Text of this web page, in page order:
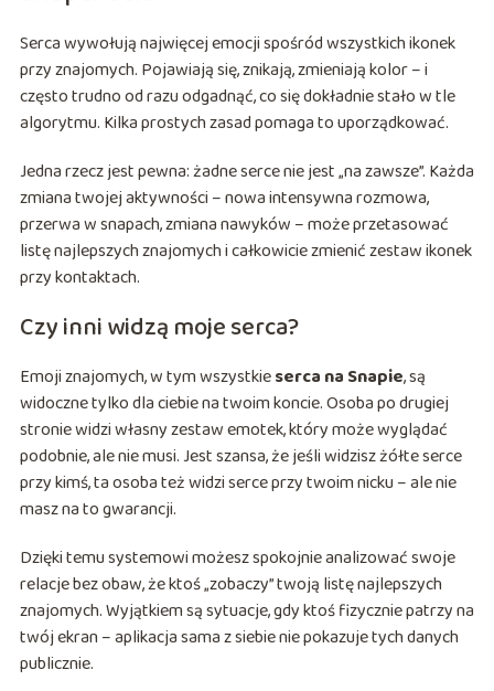
Serca wywołują najwięcej emocji spośród wszystkich ikonek
przy znajomych. Pojawiają się, znikają, zmieniają kolor – i
często trudno od razu odgadnąć, co się dokładnie stało w tle
algorytmu. Kilka prostych zasad pomaga to uporządkować.
Jedna rzecz jest pewna: żadne serce nie jest „na zawsze”. Każda
zmiana twojej aktywności – nowa intensywna rozmowa,
przerwa w snapach, zmiana nawyków – może przetasować
listę najlepszych znajomych i całkowicie zmienić zestaw ikonek
przy kontaktach.
Czy inni widzą moje serca?
Emoji znajomych, w tym wszystkieserca na Snapie, są
widoczne tylko dla ciebie na twoim koncie. Osoba po drugiej
stronie widzi własny zestaw emotek, który może wyglądać
podobnie, ale nie musi. Jest szansa, że jeśli widzisz żółte serce
przy kimś, ta osoba też widzi serce przy twoim nicku – ale nie
masz na to gwarancji.
Dzięki temu systemowi możesz spokojnie analizować swoje
relacje bez obaw, że ktoś „zobaczy” twoją listę najlepszych
znajomych. Wyjątkiem są sytuacje, gdy ktoś fizycznie patrzy na
twój ekran – aplikacja sama z siebie nie pokazuje tych danych
publicznie.